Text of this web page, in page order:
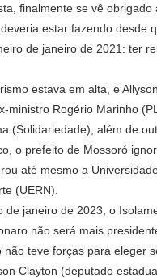
finalmente se vê obrigado
estar fazendo desde
de janeiro de 2021: ter
estava em alta, e
ministro Rogério Marinho
(Solidariedade), além de
o prefeito de Mossoró
até mesmo a
(UERN).
de janeiro de 2023, o
não será mais
não teve forças para eleger
Clayton (deputado